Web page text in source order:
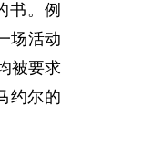
书。例
场活动
被要求
约尔的